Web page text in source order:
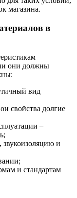
магазина.
в
они должны
вид
свойства долгие
–
звукоизоляцию и
и стандартам